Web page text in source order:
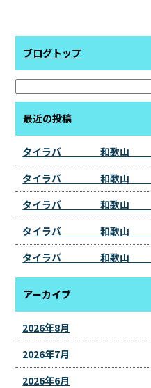
ブログトップ
最近の投稿
タイラバ 和歌山
タイラバ 和歌山
タイラバ 和歌山
タイラバ 和歌山
タイラバ 和歌山
アーカイブ
2026年8月
2026年7月
2026年6月